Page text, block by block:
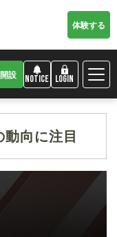
体験する
設 NOTICE LOGIN
向に注目